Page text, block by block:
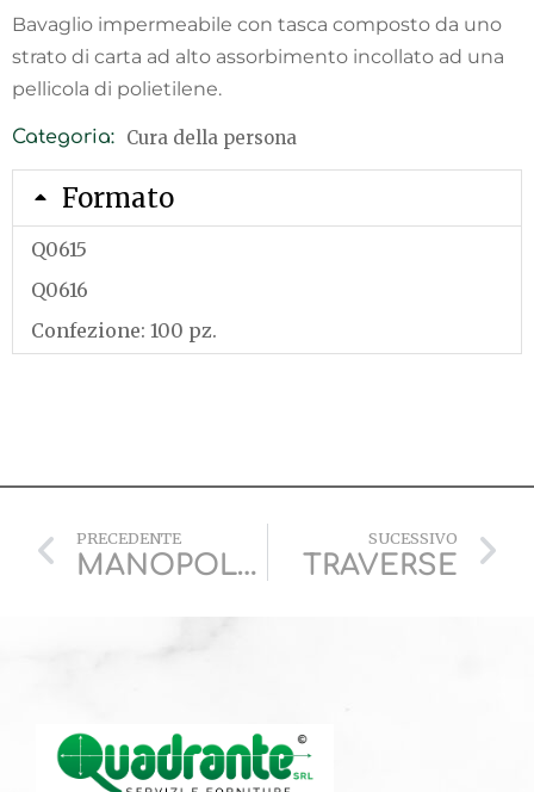
Bavaglio impermeabile con tasca composto da uno
strato di carta ad alto assorbimento incollato ad una
pellicola di polietilene.
Categoria: Cura della persona
Formato
Q0615
Q0616
Confezione: 100 pz.
PRECEDENTE
MANOPOLE AIRPOLY
SUCESSIVO
TRAVERSE